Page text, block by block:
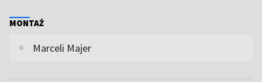
MONTAŻ
Marceli Majer